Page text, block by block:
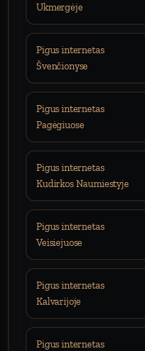
Ukmergėje
Pigus internetas
Švenčionyse
Pigus internetas
Pagėgiuose
Pigus internetas
Kudirkos Naumiestyje
Pigus internetas
Veisiejuose
Pigus internetas
Kalvarijoje
Pigus internetas